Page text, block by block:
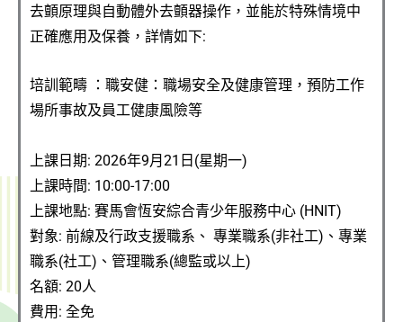
去顫原理與自動體外去顫器操作，並能於特殊情境中
正確應用及保養，詳情如下:
培訓範疇 ：職安健：職場安全及健康管理，預防工作
場所事故及員工健康風險等
上課日期: 2026年9月21日(星期一)
上課時間: 10:00-17:00
上課地點: 賽馬會恆安綜合青少年服務中心 (HNIT)
對象: 前線及行政支援職系、 專業職系(非社工)、專業
職系(社工)、管理職系(總監或以上)
名額: 20人
費用: 全免